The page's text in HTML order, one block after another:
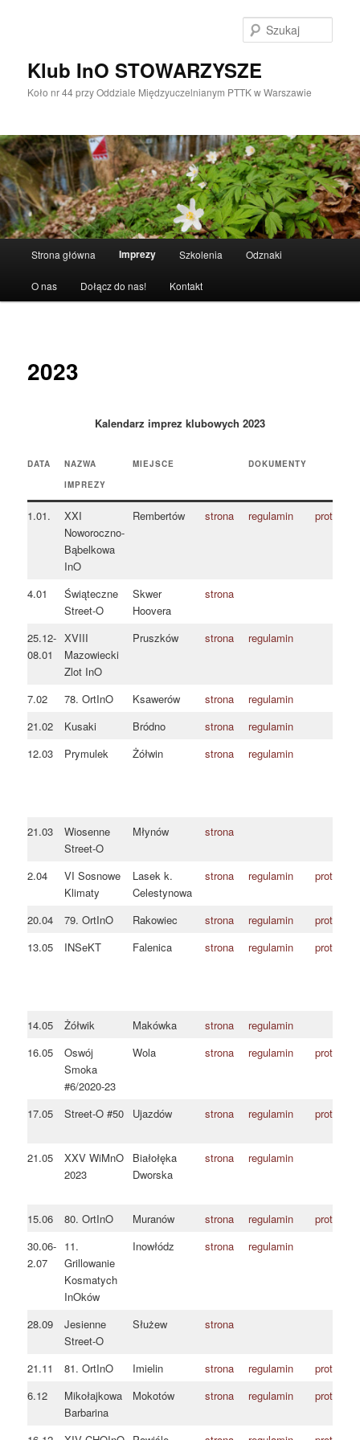
Klub InO STOWARZYSZE
Koło nr 44 przy Oddziale Międzyuczelnianym PTTK w Warszawie
Strona główna Imprezy Szkolenia Odznaki
O nas Dołącz do nas! Kontakt
2023
Kalendarz imprez klubowych 2023
DATA
NAZWA
IMPREZY
MIEJSCE DOKUMENTY
1.01.
XXI
Noworoczno-
Bąbelkowa
InO
Rembertów strona regulamin protokół
4.01
Świąteczne
Street-O
Skwer
Hoovera
strona
25.12-
08.01
XVIII
Mazowiecki
Zlot InO
Pruszków strona regulamin
7.02 78. OrtInO Ksawerów strona
regulamin
21.02
Kusaki Bródno strona
regulamin
12.03
Prymulek Żółwin strona regulamin
21.03
Wiosenne
Street-O
Młynów strona
2.04
VI Sosnowe
Klimaty
Lasek k.
Celestynowa
strona regulamin protokół
20.04 79. OrtInO Rakowiec strona regulamin
protokół
13.05
INSeKT Falenica strona regulamin protokół
14.05 Żółwik Makówka strona
regulamin
16.05
Oswój
Smoka
#6/2020-23
Wola strona regulamin protokół
17.05 Street-O #50 Ujazdów strona regulamin protokół
21.05
XXV WiMnO
2023
Białołęka
Dworska
strona regulamin
15.06 80. OrtInO Muranów strona regulamin
protokół
30.06-
2.07
11.
Grillowanie
Kosmatych
InOków
Inowłódz strona regulamin
28.09
Jesienne
Street-O
Służew strona
21.11 81. OrtInO Imielin strona regulamin
protokół
6.12
Mikołajkowa
Barbarina
Mokotów strona regulamin protokół